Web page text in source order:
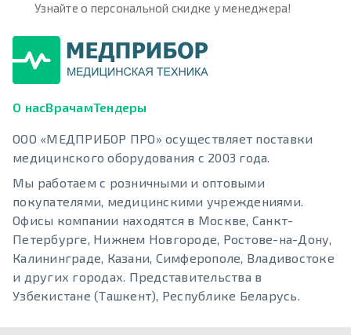
Узнайте о персональной скидке у менеджера!
О насВрачамТендеры
ООО «МЕДПРИБОР ПРО» осуществляет поставки
медицинского оборудования с 2003 года.
Мы работаем с розничными и оптовыми
покупателями, медицинскими учреждениями.
Офисы компании находятся в Москве, Санкт-
Петербурге, Нижнем Новгороде, Ростове-на-Дону,
Калининграде, Казани, Симферополе, Владивостоке
и других городах. Представительства в
Узбекистане (Ташкент), Республике Беларусь.